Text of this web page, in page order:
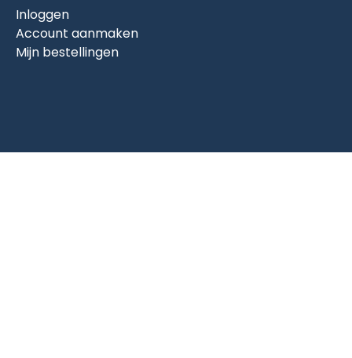
Inloggen
Account aanmaken
Mijn bestellingen